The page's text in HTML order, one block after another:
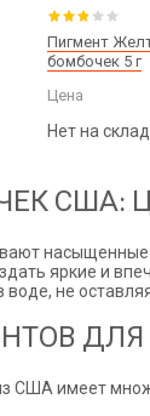
Пигмент
бомбочек 5 г
Цена
Нет на
США:
яркие и
не
США имеет